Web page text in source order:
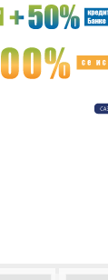
vozila na putu
mogu ukazivati na
Bjelovara, ima